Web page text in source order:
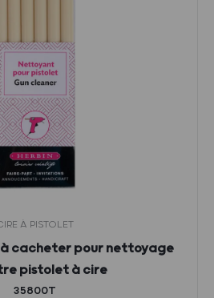
À PISTOLET
cacheter pour nettoyage
pistolet à cire
35800T